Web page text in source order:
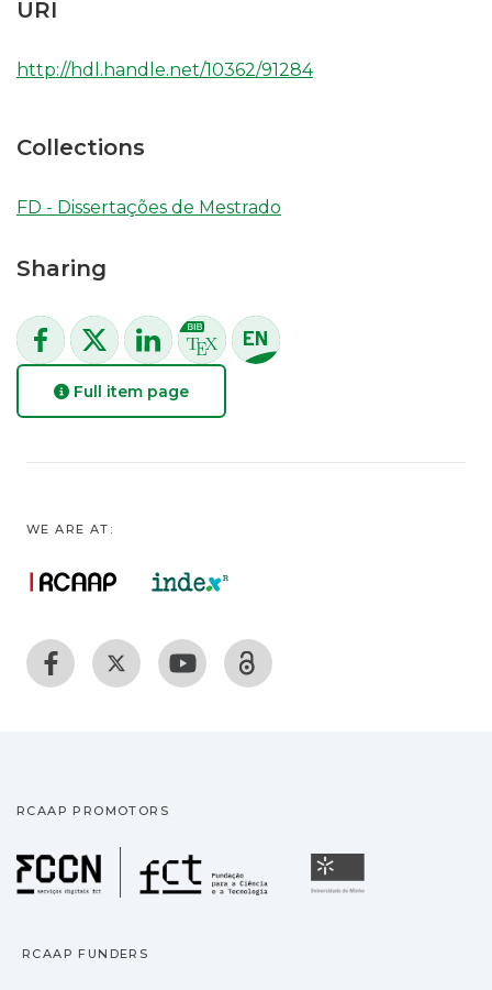
URI
http://hdl.handle.net/10362/91284
Collections
FD - Dissertações de Mestrado
Sharing
Full item page
WE ARE AT:
RCAAP PROMOTORS
Fundação para a
RCAAP FUNDERS